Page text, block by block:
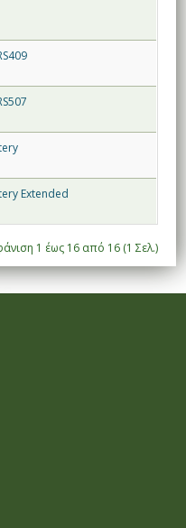
Extended
1 έως 16 από 16 (1 Σελ.)